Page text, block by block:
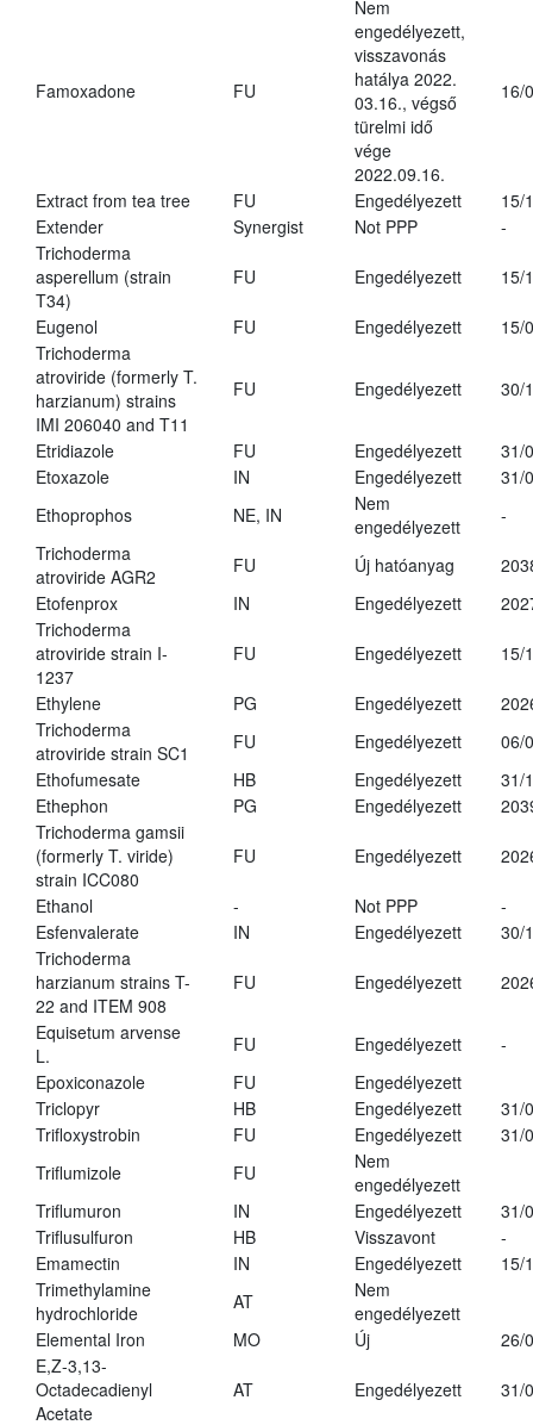
Famoxadone FU
Nem
engedélyezett,
visszavonás
hatálya 2022.
03.16., végső
türelmi idő
vége
2022.09.16.
16/
Extract from tea tree FU Engedélyezett
15/
Extender
Synergist Not PPP
-
Trichoderma
asperellum (strain
T34)
FU Engedélyezett 15/
Eugenol FU Engedélyezett
15/
Trichoderma
atroviride (formerly T.
harzianum) strains
IMI 206040 and T11
FU Engedélyezett 30/
Etridiazole FU Engedélyezett
31/
Etoxazole
IN Engedélyezett
31/
Ethoprophos
NE, IN
Nem
engedélyezett
-
Trichoderma
atroviride AGR2
FU Új hatóanyag
Etofenprox
IN Engedélyezett
Trichoderma
atroviride strain I-
1237
FU Engedélyezett 15/
Ethylene PG Engedélyezett
Trichoderma
atroviride strain SC1
FU Engedélyezett
06/
Ethofumesate
HB Engedélyezett
31/
Ethephon
PG Engedélyezett
Trichoderma gamsii
(formerly T. viride)
strain ICC080
FU Engedélyezett
Ethanol - Not PPP
-
Esfenvalerate
IN Engedélyezett
30/
Trichoderma
harzianum strains T-
22 and ITEM 908
FU Engedélyezett
Equisetum arvense
L.
FU Engedélyezett
-
Epoxiconazole
FU
Engedélyezett
Triclopyr
HB Engedélyezett
31/
Trifloxystrobin
FU Engedélyezett
31/
Triflumizole
FU
Nem
engedélyezett
Triflumuron
IN Engedélyezett
31/
Triflusulfuron
HB Visszavont
-
Emamectin
IN Engedélyezett
15/
Trimethylamine
hydrochloride
AT
Nem
engedélyezett
Elemental Iron
MO Új
26/
E,Z-3,13-
Octadecadienyl
Acetate
AT Engedélyezett 31/